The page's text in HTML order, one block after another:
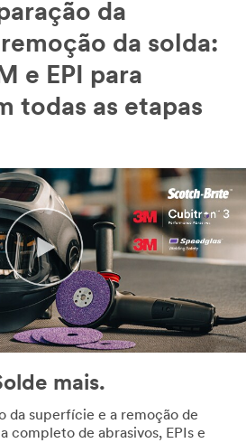
da
da solda:
e EPI para
todas as etapas
mais.
da superfície e a remoção de
completo de abrasivos, EPIs e